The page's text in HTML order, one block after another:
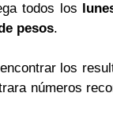
todos los
pesos.
los
números